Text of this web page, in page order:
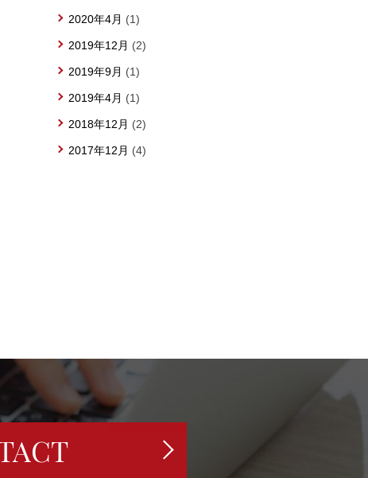
2020年4月 (1)
2019年12月 (2)
2019年9月 (1)
2019年4月 (1)
2018年12月 (2)
2017年12月 (4)